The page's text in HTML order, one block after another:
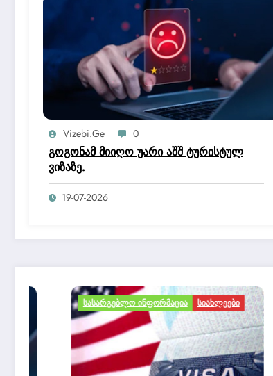
Vizebi.ge 0
გოგონამ მიიღო უარი აშშ ტურისტულ
ვიზაზე.
19-07-2026
ᲡᲐᲡᲐᲠᲒᲔᲑᲚᲝ ᲘᲜᲤᲝᲠᲛᲐᲪᲘᲐ ᲡᲘᲐᲮᲚᲔᲔᲑᲘ